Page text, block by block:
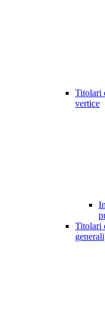
Titolari
vertice
Titolari